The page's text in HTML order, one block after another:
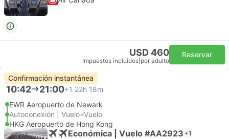
USD 460
Impuestos incluidos por adulto
Reservar
Confirmación instantánea
10:42 21:00+1 22h 18m
EWR Aeropuerto de Newark
Autoconexión | Vuelo+Vuelo
HKG Aeropuerto de Hong Kong
Económica | Vuelo #AA2923 +1